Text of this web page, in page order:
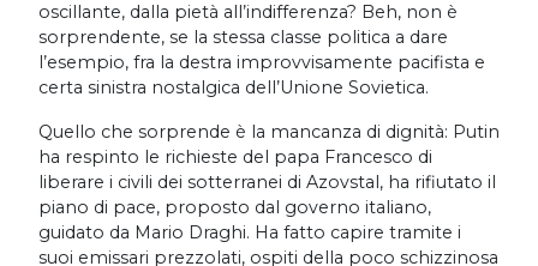
oscillante, dalla pietà all’indifferenza? Beh, non è
sorprendente, se la stessa classe politica a dare
l’esempio, fra la destra improvvisamente pacifista e
certa sinistra nostalgica dell’Unione Sovietica.
Quello che sorprende è la mancanza di dignità: Putin
ha respinto le richieste del papa Francesco di
liberare i civili dei sotterranei di Azovstal, ha rifiutato il
piano di pace, proposto dal governo italiano,
guidato da Mario Draghi. Ha fatto capire tramite i
suoi emissari prezzolati, ospiti della poco schizzinosa